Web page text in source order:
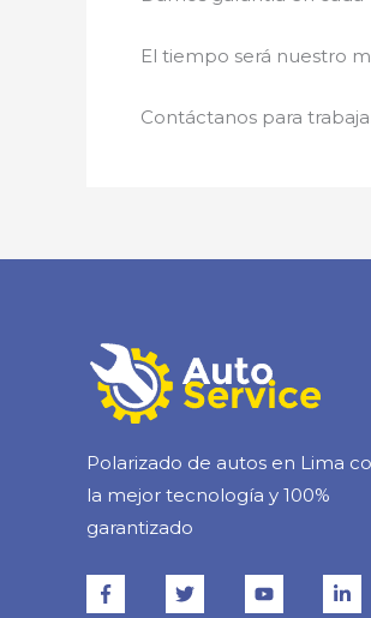
El tiempo será nuestro
Contáctanos para
Polarizado de autos en Lima
la mejor tecnología y 100%
garantizado